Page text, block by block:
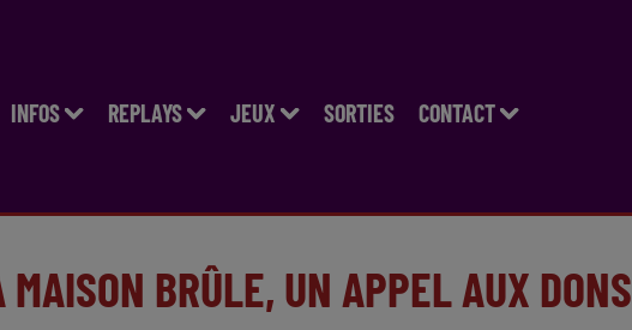
INFOS REPLAYS JEUX SORTIES CONTACT
BRÛLE, UN APPEL AUX DONS